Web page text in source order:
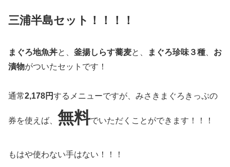
三浦半島セット！！！！
まぐろ地魚丼と、 釜揚しらす蕎麦と、 まぐろ珍味３種、 お
漬物がついたセットです！
通常2,178円するメニューですが、みさきまぐろきっぷの
券を使えば、 無料でいただくことができます！！！
もはや使わない手はない！！！